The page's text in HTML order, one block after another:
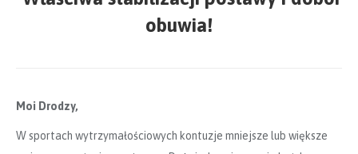
obuwia!
Moi Drodzy,
W sportach wytrzymałościowych kontuzje mniejsze lub większe